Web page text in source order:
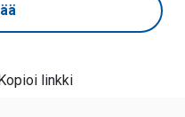
linkki